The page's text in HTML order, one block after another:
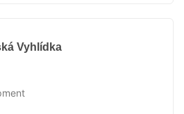
VYPRODÁNO
Vyhlídka